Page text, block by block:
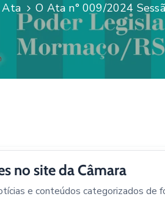
Ata O Ata n° 009/2024
no site da Câmara
e conteúdos categorizados de